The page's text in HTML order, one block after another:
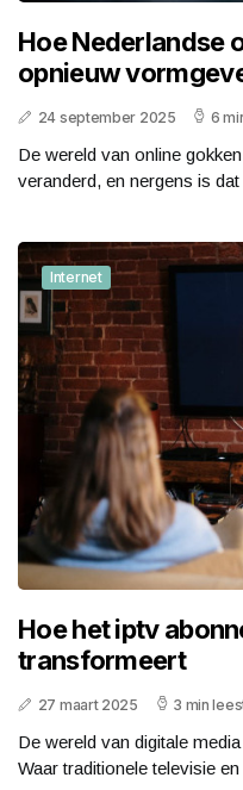
Hoe Nederlandse
opnieuw
24 september 2025 6
De wereld van online
veranderd, en nergens is dat
Internet
Hoe het iptv
transformeert
27 maart 2025 3 min
De wereld van digitale
Waar traditionele televisie